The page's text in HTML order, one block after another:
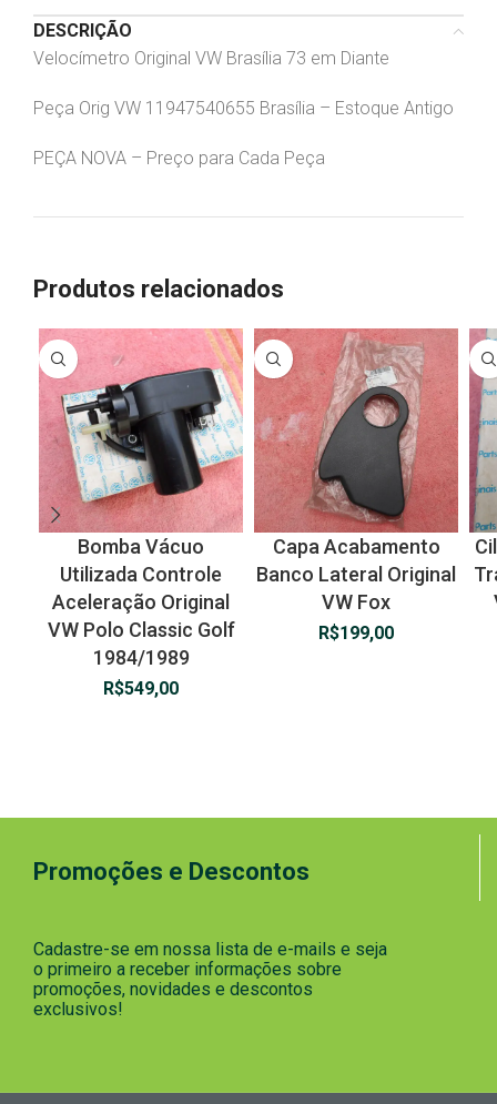
DESCRIÇÃO
Velocímetro Original VW Brasília 73 em Diante
Peça Orig VW 11947540655 Brasília – Estoque Antigo
PEÇA NOVA – Preço para Cada Peça
Produtos relacionados
Bomba Vácuo
Utilizada Controle
Aceleração Original
VW Polo Classic Golf
1984/1989
R$549,00
Capa Acabamento
Banco Lateral Original
VW Fox
R$199,00
Promoções e Descontos
Cadastre-se em nossa lista de e-mails e seja
o primeiro a receber informações sobre
promoções, novidades e descontos
exclusivos!